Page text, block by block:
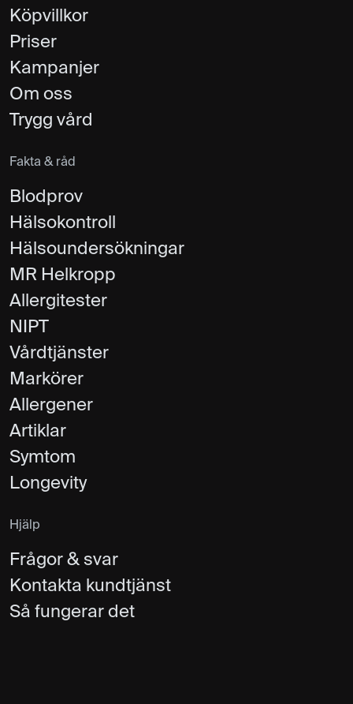
Köpvillkor
Priser
Kampanjer
Om oss
Trygg vård
Fakta & råd
Blodprov
Hälsokontroll
Hälsoundersökningar
MR Helkropp
Allergitester
NIPT
Vårdtjänster
Markörer
Allergener
Artiklar
Symtom
Longevity
Hjälp
Frågor & svar
Kontakta kundtjänst
Så fungerar det